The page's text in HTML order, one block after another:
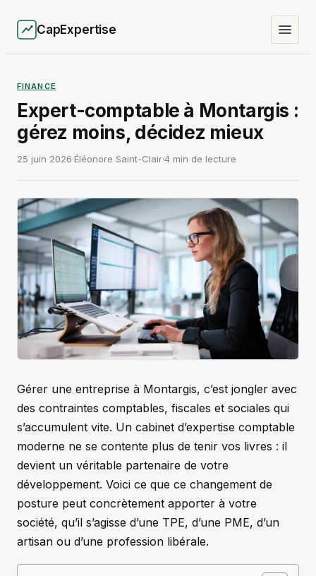
CapExpertise
FINANCE
Expert-comptable à Montargis :
gérez moins, décidez mieux
25 juin 2026·Éléonore Saint-Clair·4 min de lecture
Gérer une entreprise à Montargis, c’est jongler avec
des contraintes comptables, fiscales et sociales qui
s’accumulent vite. Un cabinet d’expertise comptable
moderne ne se contente plus de tenir vos livres : il
devient un véritable partenaire de votre
développement. Voici ce que ce changement de
posture peut concrètement apporter à votre
société, qu’il s’agisse d’une TPE, d’une PME, d’un
artisan ou d’une profession libérale.